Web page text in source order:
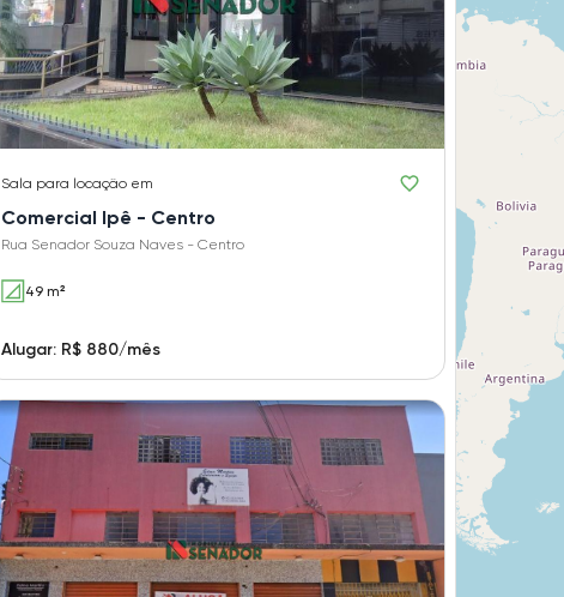
Sala para locação em
Comercial Ipê - Centro
Rua Senador Souza Naves - Centro
49 m²
Alugar: R$ 880/mês